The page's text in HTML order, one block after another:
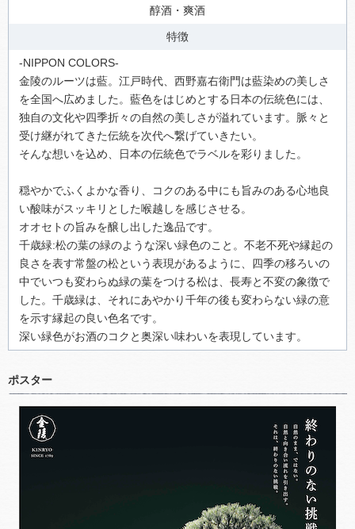
醇酒・爽酒
特徴
-NIPPON COLORS-
金陵のルーツは藍。江戸時代、西野嘉右衛門は藍染めの美しさ
を全国へ広めました。藍色をはじめとする日本の伝統色には、
独自の文化や四季折々の自然の美しさが溢れています。脈々と
受け継がれてきた伝統を次代へ繋げていきたい。
そんな想いを込め、日本の伝統色でラベルを彩りました。
穏やかでふくよかな香り、コクのある中にも旨みのある心地良
い酸味がスッキリとした喉越しを感じさせる。
オオセトの旨みを醸し出した逸品です。
千歳緑:松の葉の緑のような深い緑色のこと。不老不死や縁起の
良さを表す常盤の松という表現があるように、四季の移ろいの
中でいつも変わらぬ緑の葉をつける松は、長寿と不変の象徴で
した。千歳緑は、それにあやかり千年の後も変わらない緑の意
を示す縁起の良い色名です。
深い緑色がお酒のコクと奥深い味わいを表現しています。
ポスター